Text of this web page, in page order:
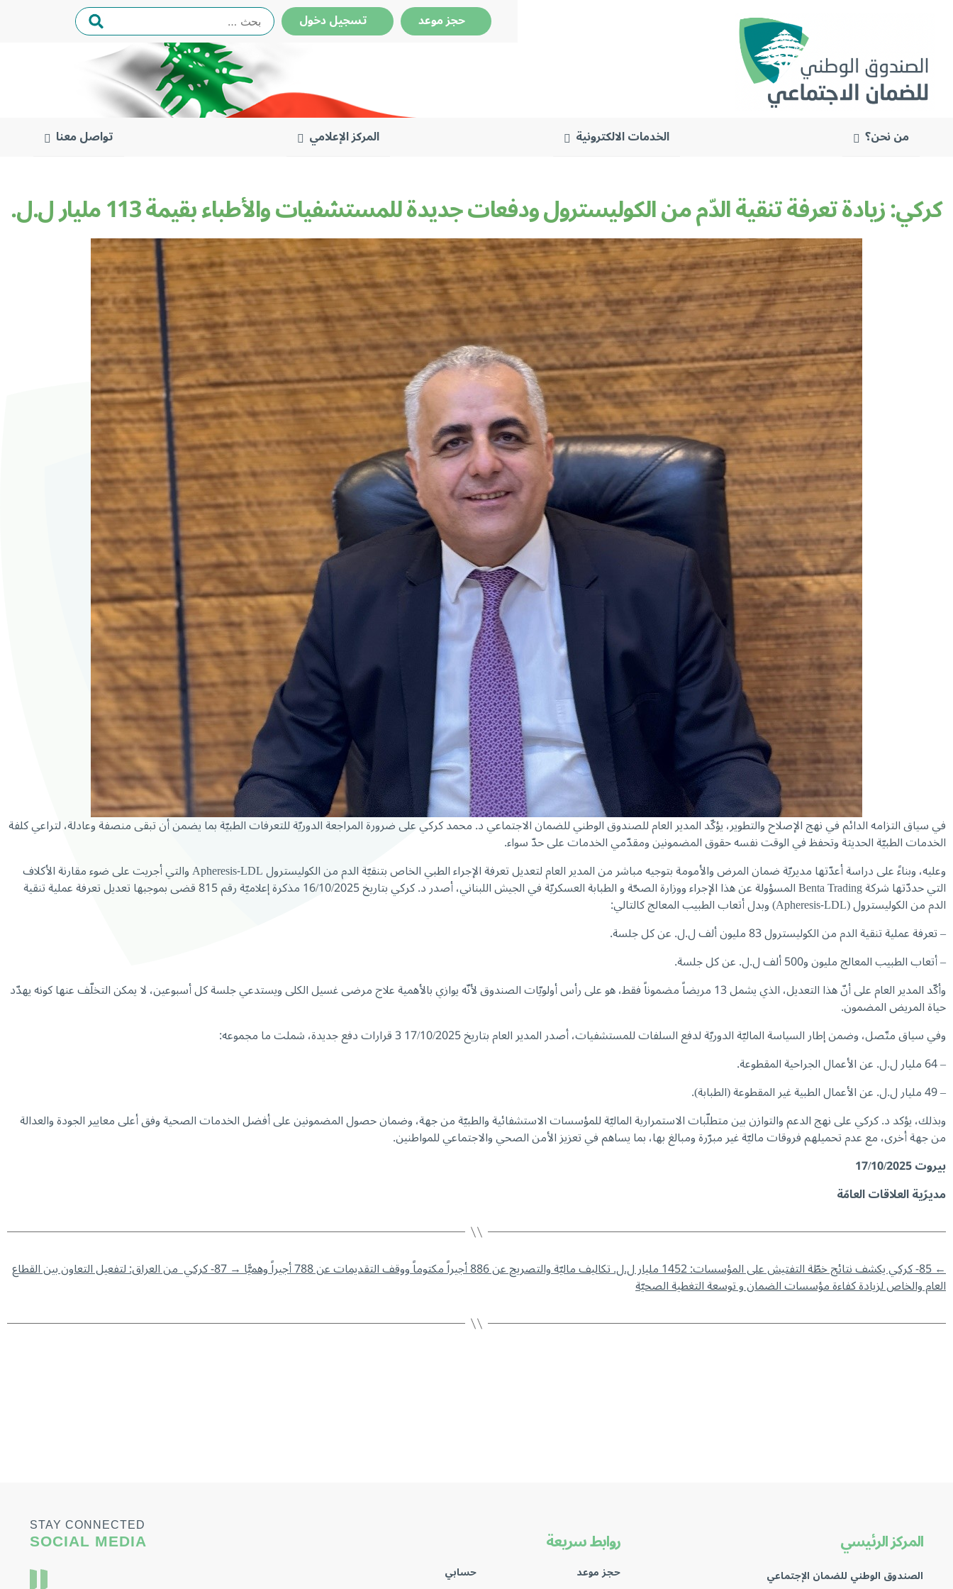
حجز موعد تسجيل دخول البحث
عن:
من نحن؟ الخدمات الالكترونية المركز الإعلامي
تواصل معنا
كركي: زيادة تعرفة تنقية الدّم من الكوليسترول ودفعات جديدة للمستشفيات والأطباء بقيمة 113 مليار ل.ل.
في سياق التزامه الدائم في نهج الإصلاح والتطوير، يؤكّد المدير العامللصندوق الوطني للضمان الاجتماعي د. محمد كركي على ضرورة المراجعة الدوريّة للتعرفات الطبيّة بما يضمن أن تبقى منصفة وعادلة، لتراعي كلفة
الخدمات الطبيّة الحديثة وتحفظ في الوقت نفسه حقوق المضمونين ومقدّمي الخدمات على حدّ سواء.
وعليه، وبناءً على دراسة أعدّتها مديريّة ضمان المرض والأمومة بتوجيه مباشر من المدير العام لتعديل تعرفة الإجراء الطبي الخاص بتنقيّة الدم من الكوليسترول Apheresis-LDL والتي أجريت على ضوء مقارنة الأكلاف
التي حددّتها شركة Benta Trading المسؤولة عن هذا الإجراء ووزارة الصحّة و الطبابة العسكريّة في الجيش اللبناني، أصدر د. كركي بتاريخ 16/10/2025 مذكرة إعلاميّة رقم 815 قضى بموجبها تعديل تعرفة عملية تنقية
الدم من الكوليسترول (Apheresis-LDL) وبدل أتعاب الطبيب المعالج كالتالي:
– تعرفة عملية تنقية الدم من الكوليسترول 83 مليون ألف ل.ل. عن كل جلسة.
– أتعاب الطبيب المعالج مليون و500 ألف ل.ل. عن كل جلسة.
وأكّد المدير العام على أنّ هذا التعديل، الذي يشمل 13 مريضاً مضموناً فقط، هو على رأس أولويّات الصندوق لأنّه يوازي بالأهمية علاج مرضى غسيل الكلى ويستدعي جلسة كل أسبوعين، لا يمكن التخلّف عنها كونه يهدّد
حياة المريض المضمون.
وفي سياق متّصل، وضمن إطار السياسة الماليّة الدوريّة لدفع السلفات للمستشفيات، أصدر المدير العام بتاريخ 17/10/2025 3 قرارات دفع جديدة، شملت ما مجموعه:
– 64 مليار ل.ل. عن الأعمال الجراحية المقطوعة.
– 49 مليار ل.ل. عن الأعمال الطبية غير المقطوعة (الطبابة).
وبذلك، يؤكد د. كركي على نهج الدعم والتوازن بين متطلّبات الاستمرارية الماليّة للمؤسسات الاستشفائية والطبيّة من جهة، وضمان حصول المضمونين على أفضل الخدمات الصحية وفق أعلى معايير الجودة والعدالة
من جهة أخرى، مع عدم تحميلهم فروقات ماليّة غير مبرّرة ومبالغ بها، بما يساهم في تعزيز الأمن الصحي والاجتماعي للمواطنين.
بيروت17/10/2025
مديرّية العلاقات العامّة
←85- كركي يكشف نتائج خطّة التفتيش على المؤسسات: 1452 مليار ل.ل. تكاليف ماليّة والتصريح عن 886 أجيراً مكتوماً ووقف التقديمات عن 788 أجيراً وهميًّا → 87- كركي من العراق: لتفعيل التعاون بين القطاع
العام والخاص لزيادة كفاءة مؤسسات الضمان و توسعة التغطية الصحيّة
المركز الرئيسي
الصندوق الوطني للضمان الإجتماعي
روابط سريعة
حجز موعد حسابي
STAY CONNECTED
SOCIAL MEDIA